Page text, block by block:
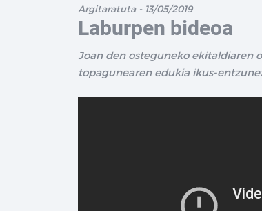
Argitaratuta - 13/05/2019
Laburpen bideoa
Joan den osteguneko ekitaldiaren
topagunearen edukia ikus-